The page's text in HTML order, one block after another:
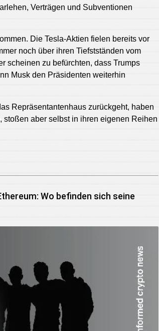
Verträgen und Subventionen
Die Tesla-Aktien fielen bereits vor
noch über ihren Tiefstständen vom
scheinen zu befürchten, dass Trumps
Musk den Präsidenten weiterhin
Repräsentantenhaus zurückgeht, haben
aber selbst in ihren eigenen Reihen
Wo befinden sich seine